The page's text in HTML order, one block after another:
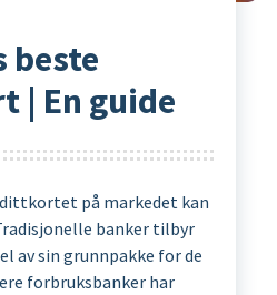
beste
| En guide
på markedet kan
banker tilbyr
av sin grunnpakke for de
forbruksbanker har